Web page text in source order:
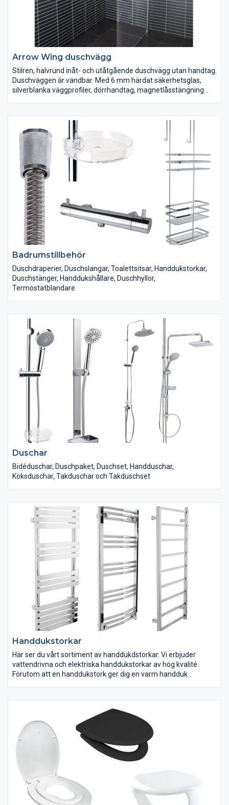
Arrow Wing duschvägg
Stilren, halvrund inåt- och utåtgående duschvägg utan handtag.
Duschväggen är vändbar. Med 6 mm härdat säkerhetsglas,
silverblanka väggprofiler, dörrhandtag, magnetlåsstängning
Badrumstillbehör
Duschdraperier, Duschslangar, Toalettsitsar, Handdukstorkar,
Duschstänger, Handdukshållare, Duschhyllor,
Termostatblandare
Duschar
Bidéduschar, Duschpaket, Duschset, Handduschar,
Köksduschar, Takduschar och Takduschset
Handdukstorkar
Här ser du vårt sortiment av handdukdstorkar. Vi erbjuder
vattendrivna och elektriska handdukstorkar av hög kvalité.
Förutom att en handdukstork ger dig en varm handduk
MOA kan man till exempel ställa in 2 timmar med extra hög
värme.